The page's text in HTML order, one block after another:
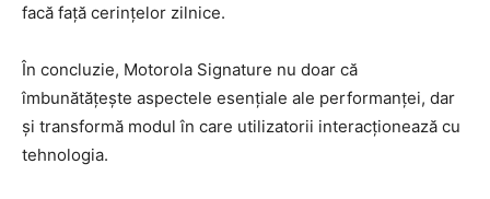
facă față cerințelor zilnice.
În concluzie, Motorola Signature nu doar că
îmbunătățește aspectele esențiale ale performanței, dar
și transformă modul în care utilizatorii interacționează cu
tehnologia.